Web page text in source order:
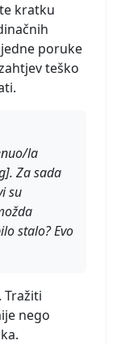
kratku
poruke
teško
la
Za sada
su
stalo? Evo
Tražiti
nego